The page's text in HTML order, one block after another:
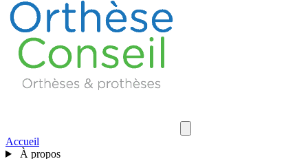
Accueil
À propos